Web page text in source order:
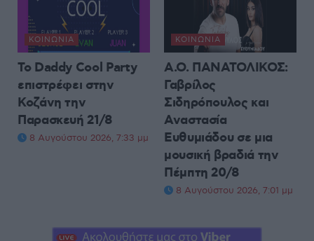
ΚΟΙΝΩΝΊΑ
Το Daddy Cool Party
επιστρέφει στην
Κοζάνη την
Παρασκευή 21/8
8 Αυγούστου 2026, 7:33 μμ
ΚΟΙΝΩΝΊΑ
Α.Ο. ΠΑΝΑΤΟΛΙΚΟΣ:
Γαβρίλος
Σιδηρόπουλος και
Αναστασία
Ευθυμιάδου σε μια
μουσική βραδιά την
Πέμπτη 20/8
8 Αυγούστου 2026, 7:01 μμ